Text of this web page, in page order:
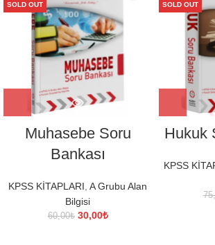
SOLD OUT
Muhasebe Soru
Bankası
KPSS KİTAPLARI A Grubu Alan
Bilgisi
60,00₺ Orijinal
30,00₺Şu
SOLD OUT
Hukuk
KPSS